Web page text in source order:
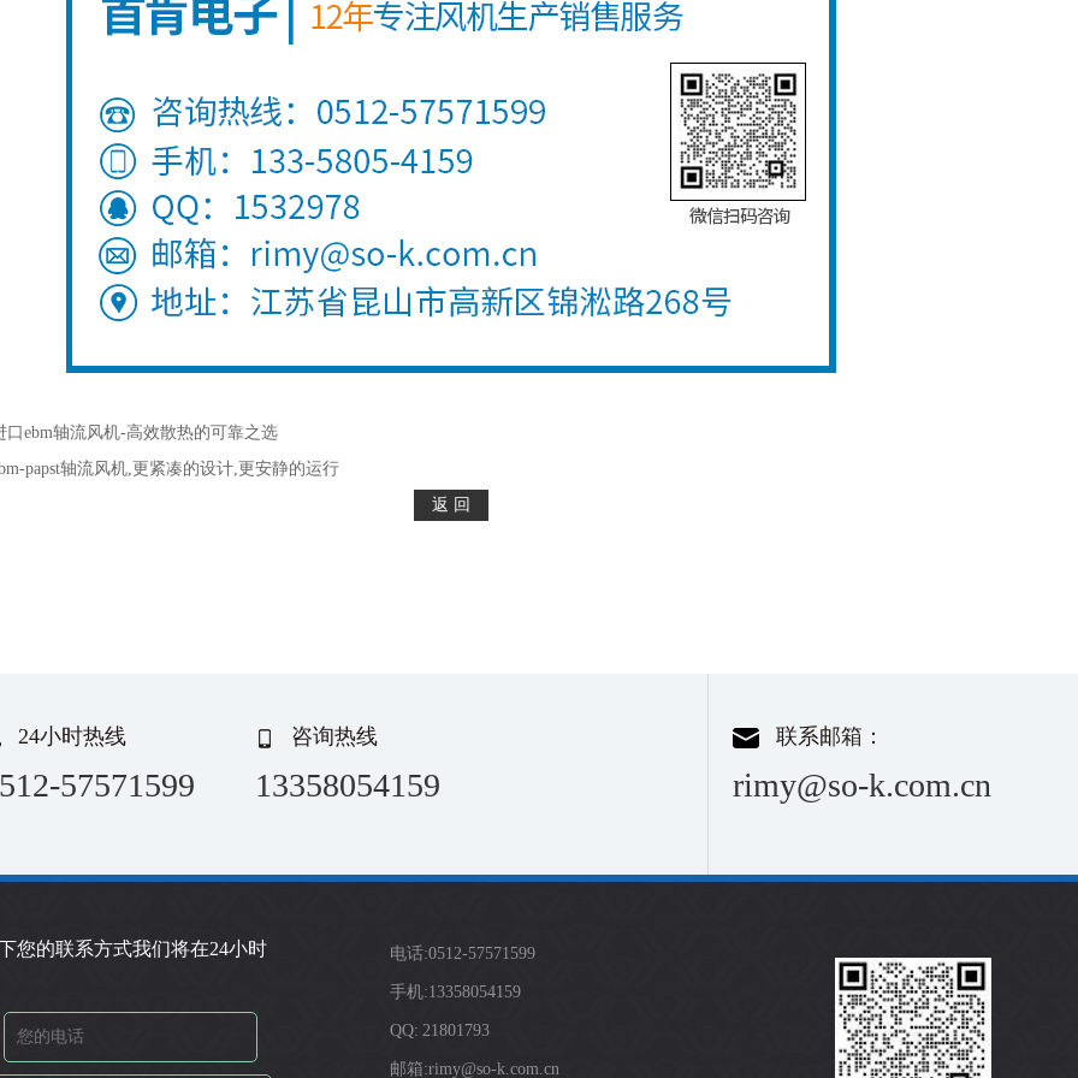
口ebm轴流风机-高效散热的可靠之选
papst轴流风机,更紧凑的设计,更安静的运行
24小时热线
57571599
咨询热线
13358054159
联系邮箱：
rimy@so-k.com.cn
您的联系方式我们将在24小时
电话:0512-57571599
手机:13358054159
QQ: 21801793
邮箱:rimy@so-k.com.cn